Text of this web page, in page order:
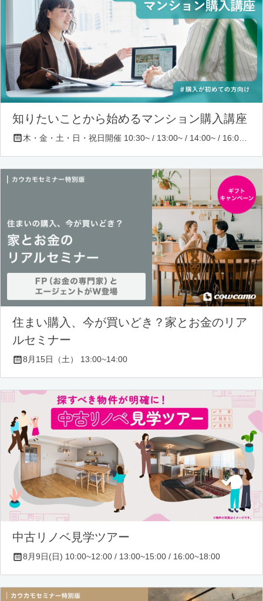
知りたいことから始めるマンション購入講座
住まい購入、今が買いどき？家とお金のリア
ルセミナー
8月15日（土） 13:00~14:00
中古リノベ見学ツアー
8月9日(日) 10:00~12:00 / 13:00~15:00 / 16:00~18:00